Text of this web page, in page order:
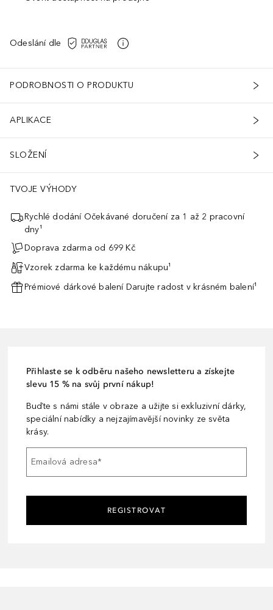
Odeslání dle
PODROBNOSTI O PRODUKTU
APLIKACE
SLOŽENÍ
TVOJE VÝHODY
Rychlé dodání Očekávané doručení za 1 až 2 pracovní
dny¹
Doprava zdarma od 699 Kč
Vzorek zdarma ke každému nákupu¹
Prémiové dárkové balení Darujte radost v krásném balení¹
Přihlaste se k odběru našeho newsletteru a získejte
slevu 15 % na svůj první nákup!
Buďte s námi stále v obraze a užijte si exkluzivní dárky,
speciální nabídky a nejzajímavější novinky ze světa
krásy.
Emailová adresa*
REGISTROVAT